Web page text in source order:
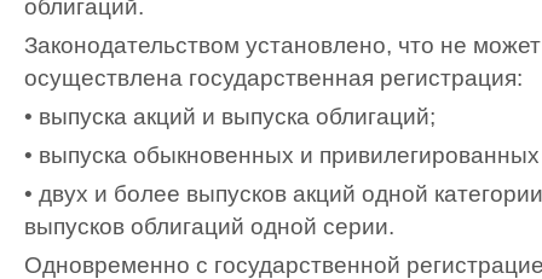
облигаций.
Законодательством установлено, что не
осуществлена государственная регистрация:
• выпуска акций и выпуска облигаций;
• выпуска обыкновенных и
• двух и более выпусков акций одной
выпусков облигаций одной серии.
Одновременно с государственной